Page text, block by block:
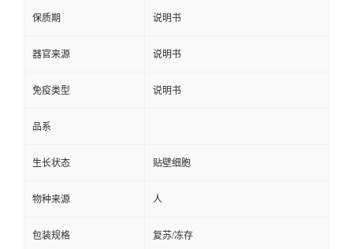
保质期 说明书
器官来源 说明书
免疫类型 说明书
品系
生长状态 贴壁细胞
物种来源 人
包装规格 复苏/冻存